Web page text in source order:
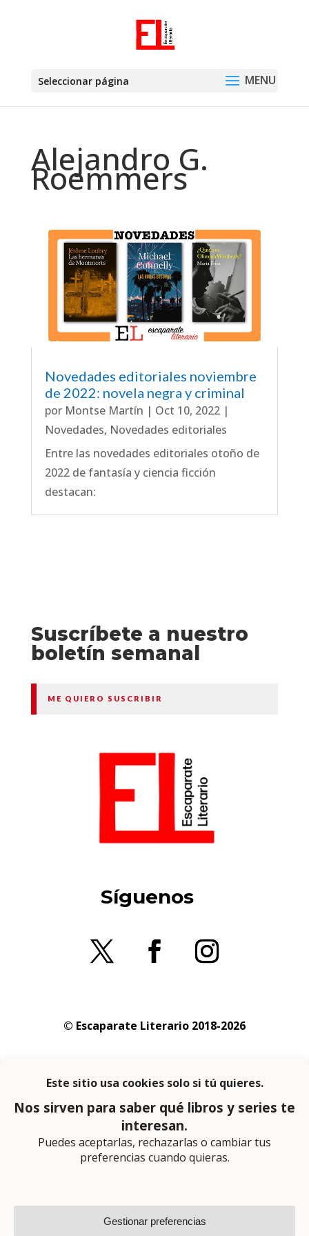
Seleccionar página
Alejandro G.
Roemmers
Novedades editoriales noviembre
de 2022: novela negra y criminal
por Montse Martín | Oct 10, 2022|
Novedades, Novedades editoriales
Entre las novedades editoriales otoño de
2022 de fantasía y ciencia ficción
destacan:
Suscríbete a nuestro
boletín semanal
ME QUIERO SUSCRIBIR
Síguenos
© Escaparate Literario 2018-2026
privacidad
En calidad de afiliado de Amazon obtengo
ingresos por las compras adscritas que